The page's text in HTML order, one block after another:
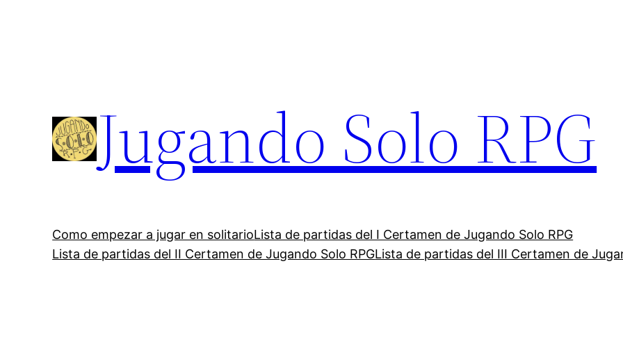
Jugando Solo RPG
Como empezar a jugar en solitarioLista de partidas del I Certamen de Jugando Solo RPG
Lista de partidas del II Certamen de Jugando Solo RPGLista de partidas del III Certamen de